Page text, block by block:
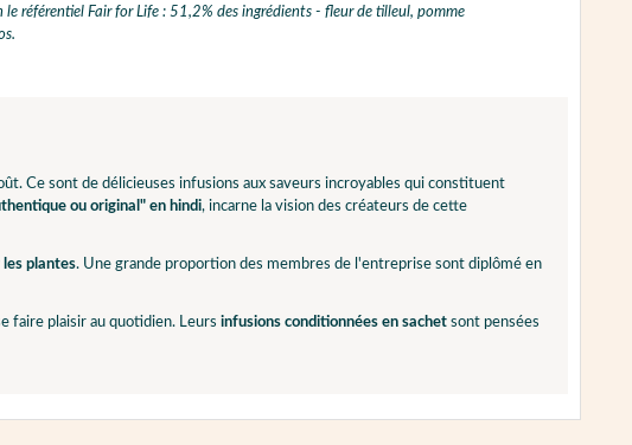
référentiel Fair for Life : 51,2% des ingrédients - fleur de tilleul, pomme
Ce sont de délicieuses infusions aux saveurs incroyables qui constituent
ou original" en hindi, incarne la vision des créateurs de cette
plantes. Une grande proportion des membres de l'entreprise sont diplômé en
faire plaisir au quotidien. Leurs infusions conditionnées en sachet sont pensées